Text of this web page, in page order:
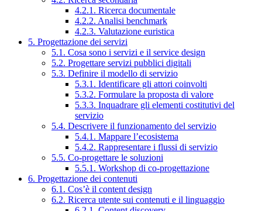
4.2.1. Ricerca documentale
4.2.2. Analisi benchmark
4.2.3. Valutazione euristica
5. Progettazione dei servizi
5.1. Cosa sono i servizi e il service design
5.2. Progettare servizi pubblici digitali
5.3. Definire il modello di servizio
5.3.1. Identificare gli attori coinvolti
5.3.2. Formulare la proposta di valore
5.3.3. Inquadrare gli elementi costitutivi del
servizio
5.4. Descrivere il funzionamento del servizio
5.4.1. Mappare l’ecosistema
5.4.2. Rappresentare i flussi di servizio
5.5. Co-progettare le soluzioni
5.5.1. Workshop di co-progettazione
6. Progettazione dei contenuti
6.1. Cos’è il content design
6.2. Ricerca utente sui contenuti e il linguaggio